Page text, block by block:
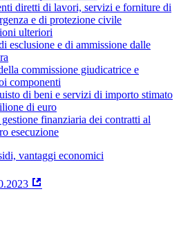
diretti di lavori, servizi e forniture di
e di protezione civile
ulteriori
esclusione e di ammissione dalle
commissione giudicatrice e
componenti
di beni e servizi di importo stimato
di euro
finanziaria dei contratti al
esecuzione
vantaggi economici